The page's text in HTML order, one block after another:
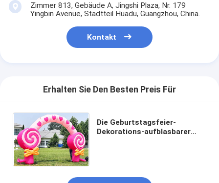
Zimmer 813, Gebäude A, Jingshi Plaza, Nr. 179
Yingbin Avenue, Stadtteil Huadu, Guangzhou, China.
Kontakt
Erhalten Sie Den Besten Preis Für
Die Geburtstagsfeier-
Dekorations-aufblasbarer